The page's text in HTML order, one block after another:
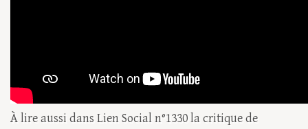
À lire aussi dans Lien Social n°1330 la critique de